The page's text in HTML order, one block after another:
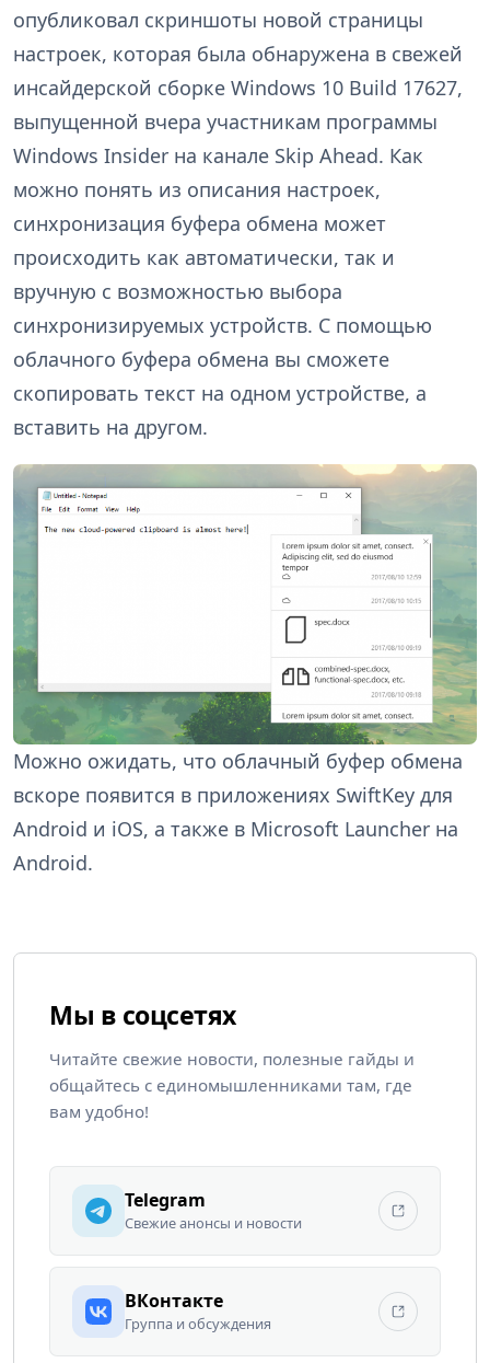
опубликовал скриншоты новой страницы
настроек, которая была обнаружена в свежей
инсайдерской сборке Windows 10 Build 17627,
выпущенной вчера участникам программы
Windows Insider на канале Skip Ahead. Как
можно понять из описания настроек,
синхронизация буфера обмена может
происходить как автоматически, так и
вручную с возможностью выбора
синхронизируемых устройств. С помощью
облачного буфера обмена вы сможете
скопировать текст на одном устройстве, а
вставить на другом.
Можно ожидать, что облачный буфер обмена
вскоре появится в приложениях SwiftKey для
Android и iOS, а также в Microsoft Launcher на
Android.
Мы в соцсетях
Читайте свежие новости, полезные гайды и
общайтесь с единомышленниками там, где
вам удобно!
Telegram
Свежие анонсы и новости
ВКонтакте
Группа и обсуждения